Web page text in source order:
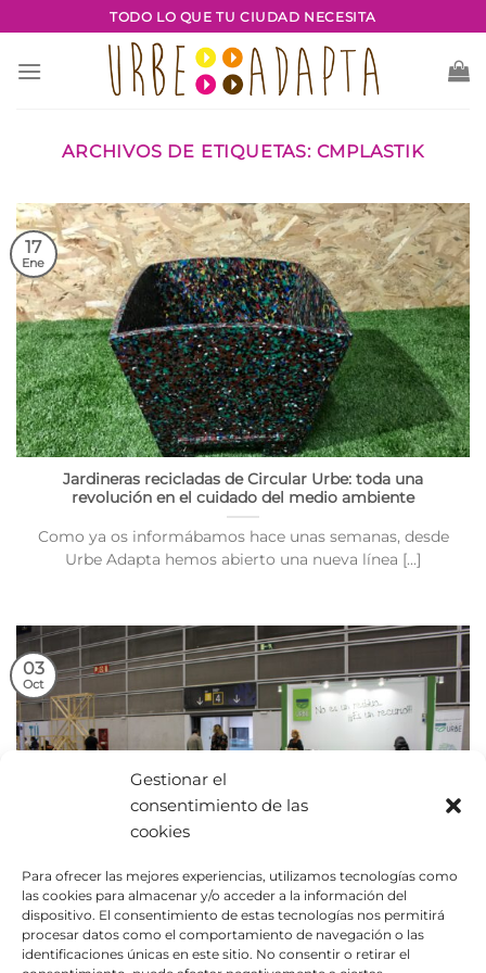
Gestionar el
consentimiento de las
cookies
Para ofrecer las mejores experiencias, utilizamos tecnologías como
las cookies para almacenar y/o acceder a la información del
dispositivo. El consentimiento de estas tecnologías nos permitirá
procesar datos como el comportamiento de navegación o las
identificaciones únicas en este sitio. No consentir o retirar el
al
contenido
TODO LO QUE TU CIUDAD NECESITA
ARCHIVOS DE ETIQUETAS: CMPLASTIK
Jardineras recicladas de Circular Urbe: toda una
revolución en el cuidado del medio ambiente
Como ya os informábamos hace unas semanas, desde
Urbe Adapta hemos abierto una nueva línea [...]
17
Ene
Circular Urbe: la línea más ecológica de Urbe Adapta
En el marco de Ecofira, la Feria Internacional de las
Soluciones Medioambientales y las Energías, [...]
03
Oct